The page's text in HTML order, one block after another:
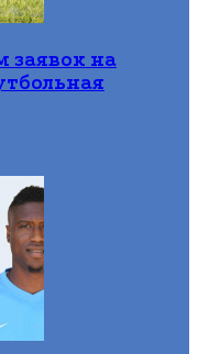
заявок на